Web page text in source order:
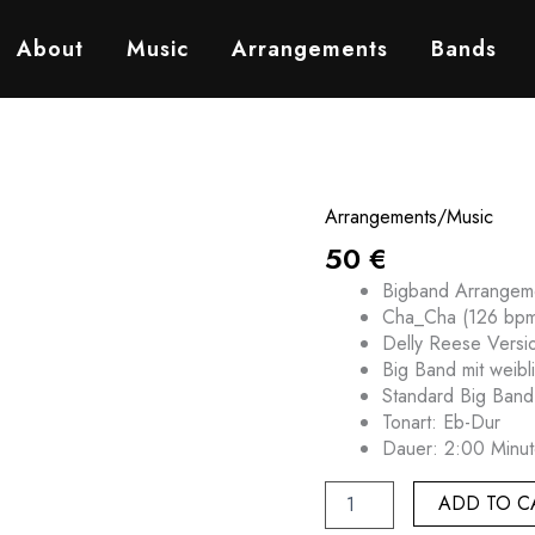
About Music Arrangements Bands
Arrangements/Music
50 €
Bigband
Cha_Cha (126
Delly Reese
Big Band mit
Standard Big
Tonart: Eb-Dur
Dauer: 2:00
Daddy
ADD TO